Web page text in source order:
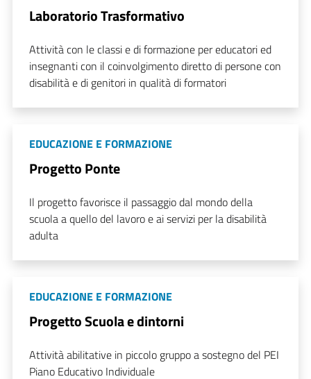
Laboratorio Trasformativo
Attività con le classi e di formazione per educatori ed
insegnanti con il coinvolgimento diretto di persone con
disabilità e di genitori in qualità di formatori
EDUCAZIONE E FORMAZIONE
Progetto Ponte
Il progetto favorisce il passaggio dal mondo della
scuola a quello del lavoro e ai servizi per la disabilità
adulta
EDUCAZIONE E FORMAZIONE
Progetto Scuola e dintorni
Attività abilitative in piccolo gruppo a sostegno del PEI
Piano Educativo Individuale